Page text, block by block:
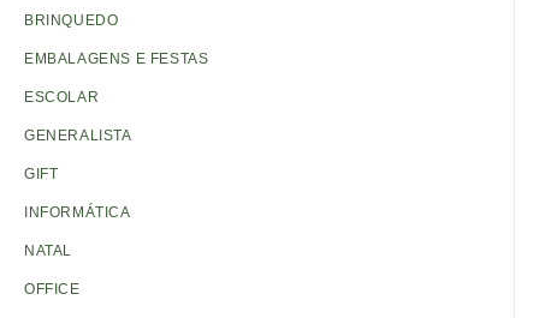
BRINQUEDO
EMBALAGENS E FESTAS
ESCOLAR
GENERALISTA
GIFT
INFORMÁTICA
NATAL
OFFICE